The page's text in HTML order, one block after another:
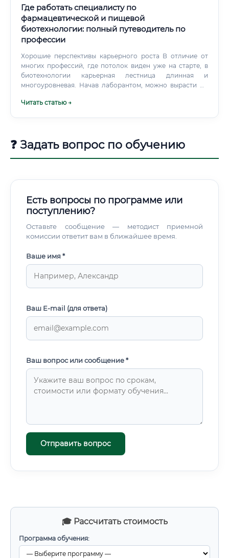
🎓 Рассчитать стоимость
Программа обучения:
Где работать специалисту по
фармацевтической и пищевой
биотехнологии: полный путеводитель по
профессии
Хорошие перспективы карьерного роста В отличие от
многих профессий, где потолок виден уже на старте, в
биотехнологии карьерная лестница длинная и
многоуровневая. Начав лаборантом, можно вырасти до
основателя собственной компании. При этом
Читать статью →
❓ Задать вопрос по обучению
Есть вопросы по программе или
поступлению?
Оставьте сообщение — методист приемной
комиссии ответит вам в ближайшее время.
Ваше имя *
Ваш E-mail (для ответа)
Ваш вопрос или сообщение *
Отправить вопрос